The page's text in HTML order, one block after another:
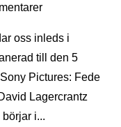
oss inleds i
till den 5
Pictures: Fede
Lagercrantz
i...